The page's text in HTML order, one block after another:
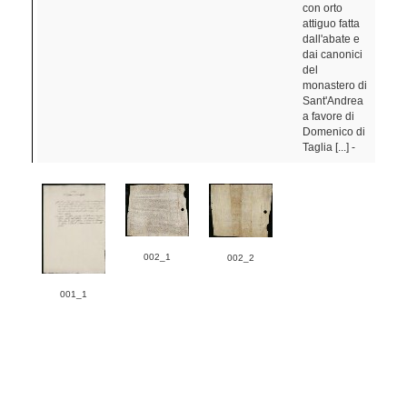
con orto
attiguo fatta
dall'abate e
dai canonici
del
monastero di
Sant'Andrea
a favore di
Domenico di
Taglia [...] -
001_1
002_1 002_2